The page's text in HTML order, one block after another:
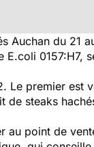
Auchan du 21
0157:H7,
Le premier est
de steaks
au point de